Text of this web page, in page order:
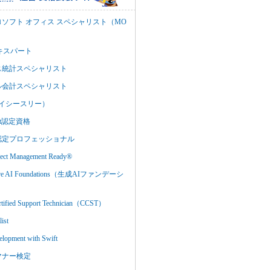
ソフト オフィス スペシャリスト（MO
パート
統計スペシャリスト
計スペシャリスト
シースリー）
定資格
定プロフェッショナル
Management Ready®
AI Foundations（生成AIファンデーシ
Support Technician（CCST）
with Swift
ー検定